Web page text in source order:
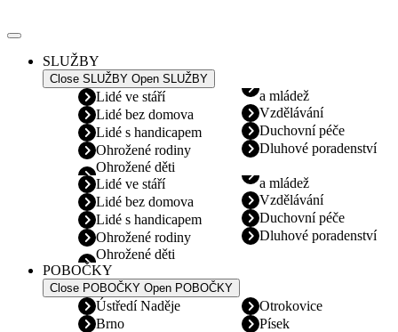
k
SLUŽBY
Close SLUŽBY Open SLUŽBY
Lidé ve stáří
Lidé bez domova
Lidé s handicapem
Ohrožené rodiny
Ohrožené děti
a mládež
Vzdělávání
Duchovní péče
Dluhové poradenství
Lidé ve stáří
Lidé bez domova
Lidé s handicapem
Ohrožené rodiny
Ohrožené děti
a mládež
Vzdělávání
Duchovní péče
Dluhové poradenství
POBOČKY
Close POBOČKY Open POBOČKY
Ústředí Naděje
Brno
Otrokovice
Písek